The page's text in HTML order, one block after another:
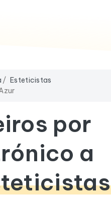
Esteticistas
por
a